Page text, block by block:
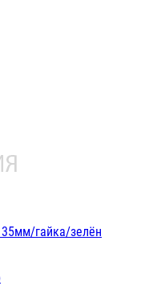
гайка/зелён